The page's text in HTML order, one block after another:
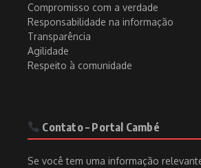
Compromisso com a verdade
Responsabilidade na informação
Transparência
Agilidade
Respeito à comunidade
Contato – Portal Cambé
Se você tem uma informação